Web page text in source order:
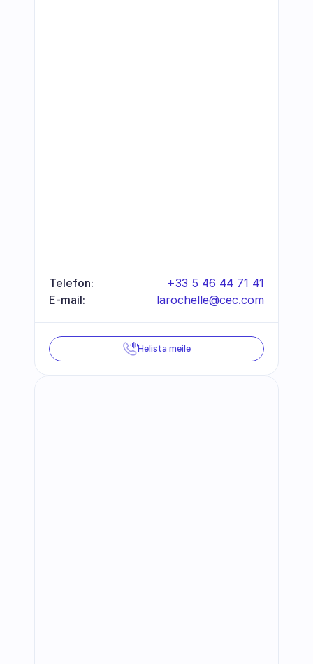
Telefon:
+33 5 46 44 71 41
E-mail:
larochelle@cec.com
Helista meile